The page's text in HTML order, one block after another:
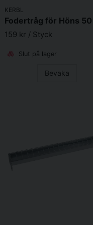
KERBL
159 kr / Styck
Slut på lager
Bevaka